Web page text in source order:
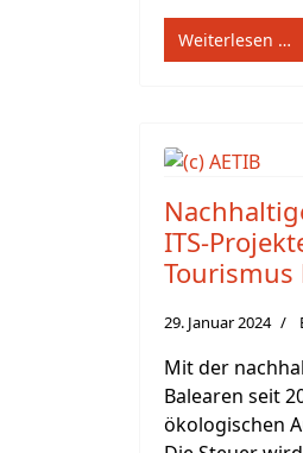
Weiterlesen …
ITS-
29. Januar 2024
Mit der
Balearen seit
ökologischen